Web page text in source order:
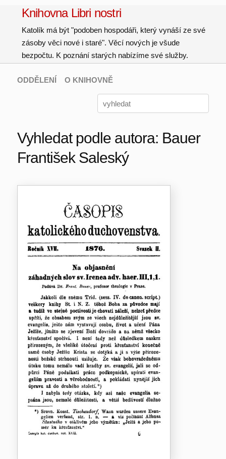
Knihovna Libri nostri
Katolík má být "podoben hospodáři, který vynáší ze své
zásoby věci nové i staré". Věcí nových je všude
bezpočtu. K poznání starých nabízíme své služby.
ODDĚLENÍ O KNIHOVNĚ
Vyhledat podle autora: Bauer
František Saleský